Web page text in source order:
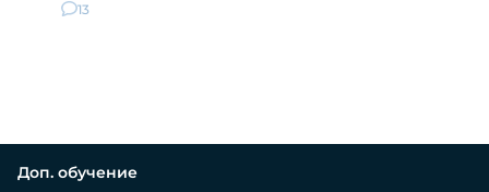
13
Доп. обучение